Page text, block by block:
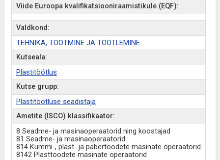
Viide Euroopa kvalifikatsiooniraamistikule (EQF):
Valdkond:
TEHNIKA, TOOTMINE JA TÖÖTLEMINE
Kutseala:
Plastitöötlus
Kutse grupp:
Plastitöötluse seadistaja
Ametite (ISCO) klassifikaator:
8 Seadme- ja masinaoperaatorid ning koostajad
81 Seadme- ja masinaoperaatorid
814 Kummi-, plast- ja pabertoodete masinate operaatorid
8142 Plasttoodete masinate operaatorid